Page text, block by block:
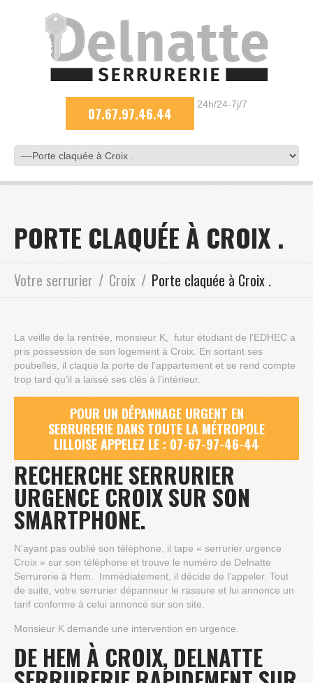
07.67.97.46.44
24h/24-7j/7
PORTE CLAQUÉE À CROIX .
Votre serrurier Croix Porte claquée à Croix .
La veille de la rentrée, monsieur K, futur étudiant de l’EDHEC a
pris possession de son logement à Croix. En sortant ses
poubelles, il claque la porte de l'appartement et se rend compte
trop tard qu’il a laissé ses clés à l’intérieur.
POUR UN DÉPANNAGE URGENT EN
SERRURERIE DANS TOUTE LA MÉTROPOLE
LILLOISE APPELEZ LE : 07-67-97-46-44
RECHERCHE SERRURIER
URGENCE CROIX SUR SON
SMARTPHONE.
N’ayant pas oublié son téléphone, il tape « serrurier urgence
Croix » sur son téléphone et trouve le numéro de Delnatte
Serrurerie à Hem. Immédiatement, il décide de l’appeler. Tout
de suite, votre serrurier dépanneur le rassure et lui annonce un
tarif conforme à celui annoncé sur son site.
Monsieur K demande une intervention en urgence.
DE HEM À CROIX, DELNATTE